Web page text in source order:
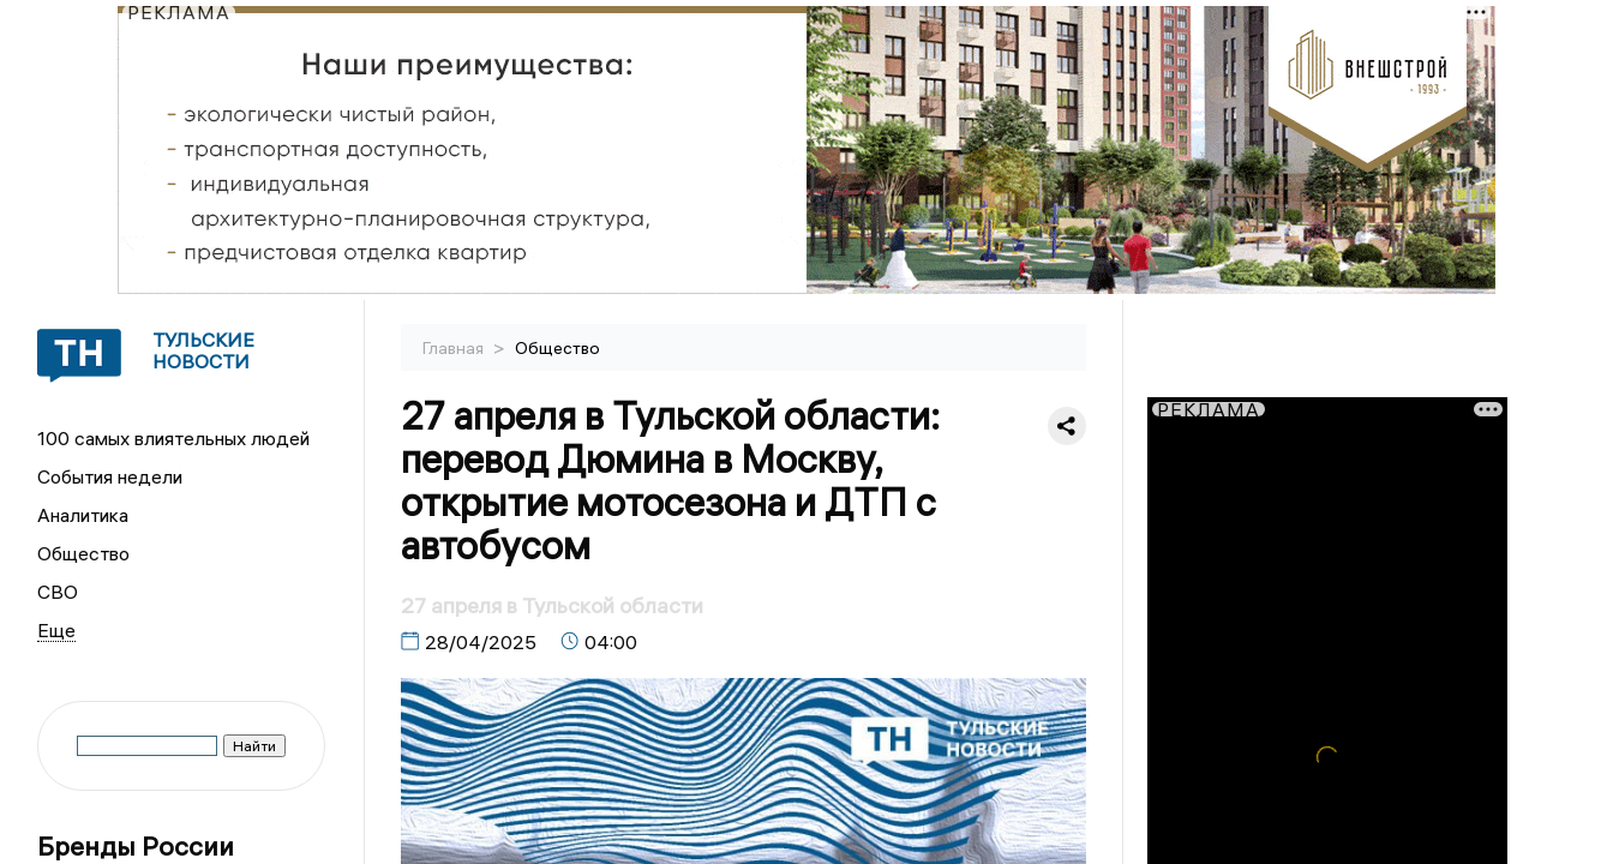
РЕКЛАМА
ТУЛЬСКИЕ
НОВОСТИ
100 самых влиятельных людей
События недели
Аналитика
Общество
СВО
Бренды России
Главная > Общество
27 апреля в Тульской области:
перевод Дюмина в Москву,
открытие мотосезона и ДТП с
автобусом
27 апреля в Тульской области
28/04/2025 04:00
РЕКЛАМА